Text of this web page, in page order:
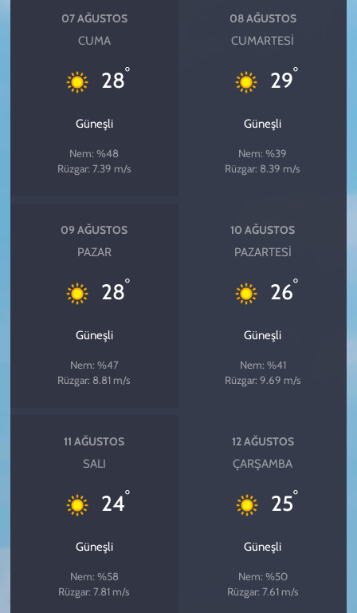
07 AĞUSTOS
CUMA
28°
Güneşli
Nem: %48
Rüzgar: 7.39 m/s
08 AĞUSTOS
CUMARTESI
29°
Güneşli
Nem: %39
Rüzgar: 8.39 m/s
09 AĞUSTOS
PAZAR
28°
Güneşli
Nem: %47
Rüzgar: 8.81 m/s
10 AĞUSTOS
PAZARTESI
26°
Güneşli
Nem: %41
Rüzgar: 9.69 m/s
11 AĞUSTOS
SALI
24°
Güneşli
Nem: %58
Rüzgar: 7.81 m/s
12 AĞUSTOS
ÇARŞAMBA
25°
Güneşli
Nem: %50
Rüzgar: 7.61 m/s